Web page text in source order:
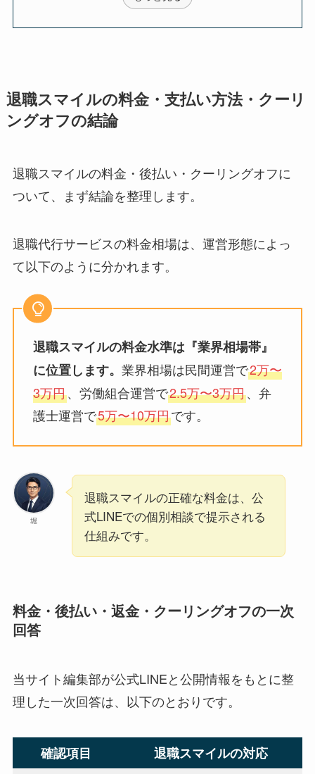
退職スマイルの料金・支払い方法・クーリ
ングオフの結論
退職スマイルの料金・後払い・クーリングオフに
ついて、まず結論を整理します。
退職代行サービスの料金相場は、運営形態によっ
て以下のように分かれます。
退職スマイルの料金水準は『業界相場帯』
に位置します。 業界相場は民間運営で2万〜
3万円、労働組合運営で2.5万〜3万円、弁
護士運営で5万〜10万円です。
堀
退職スマイルの正確な料金は、公
式LINEでの個別相談で提示される
仕組みです。
料金・後払い・返金・クーリングオフの一次
回答
当サイト編集部が公式LINEと公開情報をもとに整
理した一次回答は、以下のとおりです。
確認項目 退職スマイルの対応